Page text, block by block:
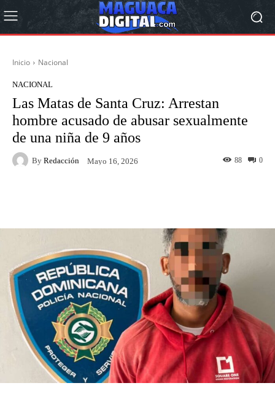
Inicio Nacional
NACIONAL
Las Matas de Santa Cruz: Arrestan
hombre acusado de abusar sexualmente
de una niña de 9 años
By Redacción Mayo 16, 2026 0
88